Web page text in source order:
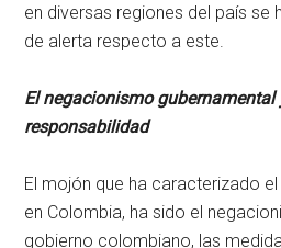
en diversas regiones del país se
de alerta respecto a este.
El negacionismo gubernamental
responsabilidad
El mojón que ha caracterizado
en Colombia, ha sido el
gobierno colombiano, las